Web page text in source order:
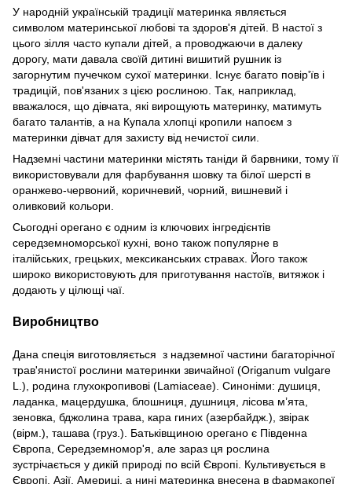
У народній українській традиції материнка являється
символом материнської любові та здоров'я дітей. В настої з
цього зілля часто купали дітей, а проводжаючи в далеку
дорогу, мати давала своїй дитині вишитий рушник із
загорнутим пучечком сухої материнки. Існує багато повір'їв і
традицій, пов'язаних з цією рослиною. Так, наприклад,
вважалося, що дівчата, які вирощують материнку, матимуть
багато талантів, а на Купала хлопці кропили напоєм з
материнки дівчат для захисту від нечистої сили.
Надземні частини материнки містять таніди й барвники, тому її
використовували для фарбування шовку та білої шерсті в
оранжево-червоний, коричневий, чорний, вишневий і
оливковий кольори.
Сьогодні орегано є одним із ключових інгредієнтів
середземноморської кухні, воно також популярне в
італійських, грецьких, мексиканських стравах. Його також
широко використовують для приготування настоїв, витяжок і
додають у цілющі чаї.
Виробництво
Дана спеція виготовляється з надземної частини багаторічної
трав'янистої рослини материнки звичайної (Origanum vulgare
L.), родина глухокропивові (Lamiaceae). Синоніми: душиця,
ладанка, мацердушка, блошниця, душниця, лісова м’ята,
зеновка, бджолина трава, кара гиних (азербайдж.), звірак
(вірм.), ташава (груз.). Батьківщиною орегано є Південна
Європа, Середземномор'я, але зараз ця рослина
зустрічається у дикій природі по всій Європі. Культивується в
Європі, Азії, Америці, а нині материнка внесена в фармакопеї